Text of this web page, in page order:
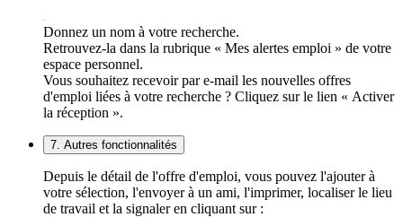
Donnez un nom à votre recherche.
Retrouvez-la dans la rubrique « Mes alertes emploi » de votre
espace personnel.
Vous souhaitez recevoir par e-mail les nouvelles offres
d'emploi liées à votre recherche ? Cliquez sur le lien « Activer
la réception ».
7. Autres fonctionnalités
Depuis le détail de l'offre d'emploi, vous pouvez l'ajouter à
votre sélection, l'envoyer à un ami, l'imprimer, localiser le lieu
de travail et la signaler en cliquant sur :